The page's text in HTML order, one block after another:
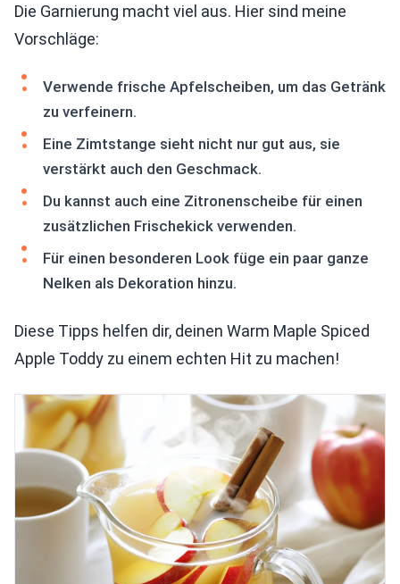
Die Garnierung macht viel aus. Hier sind meine
Vorschläge:
Verwende frische Apfelscheiben, um das Getränk
zu verfeinern.
Eine Zimtstange sieht nicht nur gut aus, sie
verstärkt auch den Geschmack.
Du kannst auch eine Zitronenscheibe für einen
zusätzlichen Frischekick verwenden.
Für einen besonderen Look füge ein paar ganze
Nelken als Dekoration hinzu.
Diese Tipps helfen dir, deinen Warm Maple Spiced
Apple Toddy zu einem echten Hit zu machen!